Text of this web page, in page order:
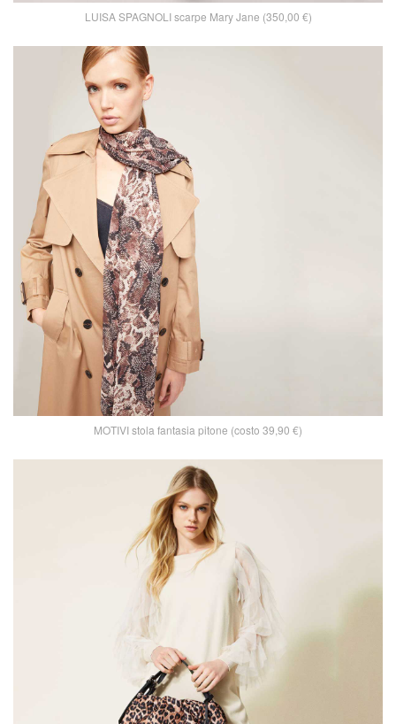
LUISA SPAGNOLI scarpe Mary Jane (350,00 €)
MOTIVI stola fantasia pitone (costo 39,90 €)